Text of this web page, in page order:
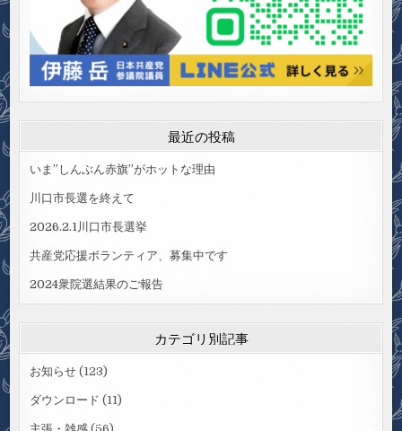
最近の投稿
いま”しんぶん赤旗”がホットな理由
川口市長選を終えて
2026.2.1川口市長選挙
共産党応援ボランティア、募集中です
2024衆院選結果のご報告
カテゴリ別記事
お知らせ (123)
ダウンロード (11)